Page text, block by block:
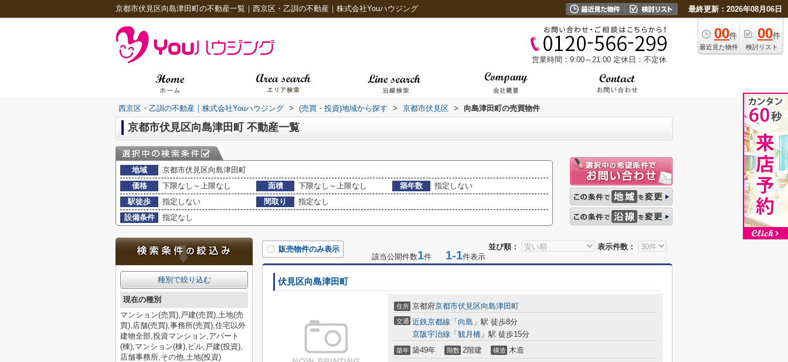
京都市伏見区向島津田町の不動産一覧｜西京区・乙訓の不動産｜株式会社Youハウジング 最終更新：2026年08月06日
00件
最近見た物件
00件
検討リスト
営業時間：9:00～21:00 定休日：不定休
西京区・乙訓の不動産｜株式会社Youハウジング > (売買・投資)地域から探す > 京都市伏見区 > 向島津田町の売買物件
京都市伏見区向島津田町 不動産一覧
地域
京都市伏見区向島津田町
価格
下限なし～上限なし 面積 下限なし～上限なし 築年数
指定しない
駅徒歩
指定しない 間取り
指定なし
設備条件
指定なし
並び順： 表示件数：
販売物件のみ表示
該当公開件数1件 1-1件表示
伏見区向島津田町
住所 京都府京都市伏見区向島津田町
交通 近鉄京都線 「 向島 」駅 徒歩8分
京阪宇治線 「 観月橋 」駅 徒歩15分
築年 築49年 階数 2階建 構造 木造
種別で絞り込む
現在の種別
マンション(売買),戸建(売買),土地(売
買),店舗(売買),事務所(売買),住宅以外
建物全部,投資マンション,アパート
(棟),マンション(棟),ビル,戸建(投資),
店舗事務所,その他,土地(投資)